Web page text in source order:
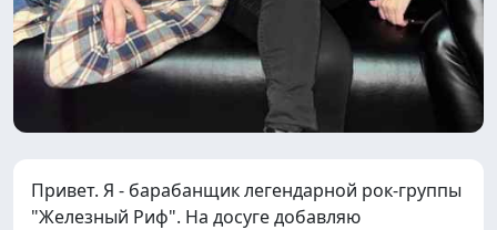
Привет. Я - барабанщик легендарной рок-группы
"Железный Риф". На досуге добавляю